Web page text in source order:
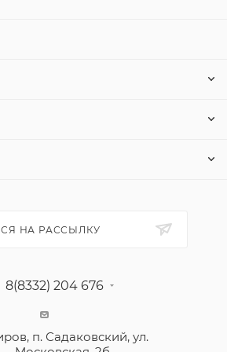
Универсальный
НА РАССЫЛКУ
8(8332) 204 676
п. Садаковский, ул.